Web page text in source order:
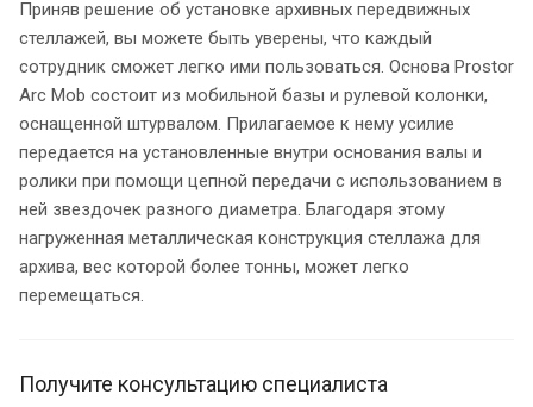
Приняв решение об установке архивных передвижных
стеллажей, вы можете быть уверены, что каждый
сотрудник сможет легко ими пользоваться. Основа Prostor
Arc Mob состоит из мобильной базы и рулевой колонки,
оснащенной штурвалом. Прилагаемое к нему усилие
передается на установленные внутри основания валы и
ролики при помощи цепной передачи с использованием в
ней звездочек разного диаметра. Благодаря этому
нагруженная металлическая конструкция стеллажа для
архива, вес которой более тонны, может легко
перемещаться.
Получите консультацию специалиста